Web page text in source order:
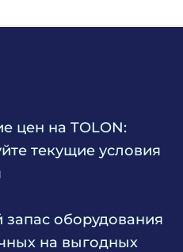
цен на TOLON:
текущие условия
запас оборудования
на выгодных